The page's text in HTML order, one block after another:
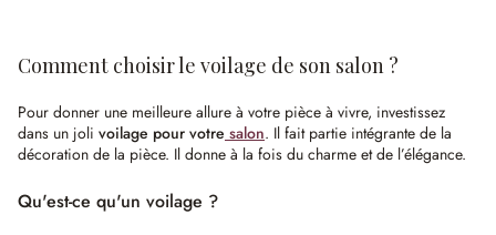
Comment choisir le voilage de son salon ?
Pour donner une meilleure allure à votre pièce à vivre, investissez
dans un joli voilage pour votre salon. Il fait partie intégrante de la
décoration de la pièce. Il donne à la fois du charme et de l’élégance.
Qu'est-ce qu'un voilage ?